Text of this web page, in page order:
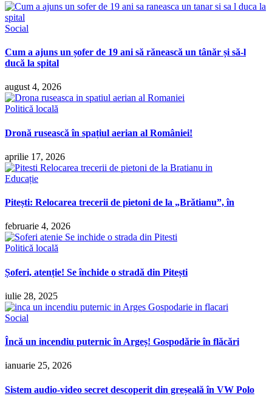
Social
Cum a ajuns un șofer de 19 ani să rănească un tânăr și să-l
ducă la spital
august 4, 2026
Politică locală
Dronă rusească în spațiul aerian al României!
aprilie 17, 2026
Educație
Pitești: Relocarea trecerii de pietoni de la „Brătianu”, în
februarie 4, 2026
Politică locală
Șoferi, atenție! Se închide o stradă din Pitești
iulie 28, 2025
Social
Încă un incendiu puternic în Argeș! Gospodărie în flăcări
ianuarie 25, 2026
Sistem audio-video secret descoperit din greșeală în VW Polo